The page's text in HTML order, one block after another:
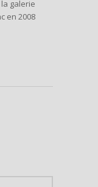
galerie
en 2008